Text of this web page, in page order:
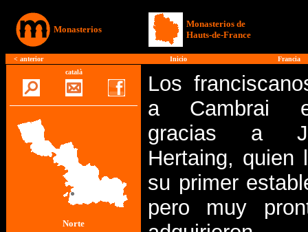
Monasterios
Monasterios de
Hauts-de-France
< anterior Inicio
Francia
català
Norte
Los
a Cambrai
gracias a
Hertaing, quien
su primer
pero muy